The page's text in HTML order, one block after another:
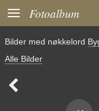
 Fotoalbum
Bilder med nøkkelord
Alle Bilder
